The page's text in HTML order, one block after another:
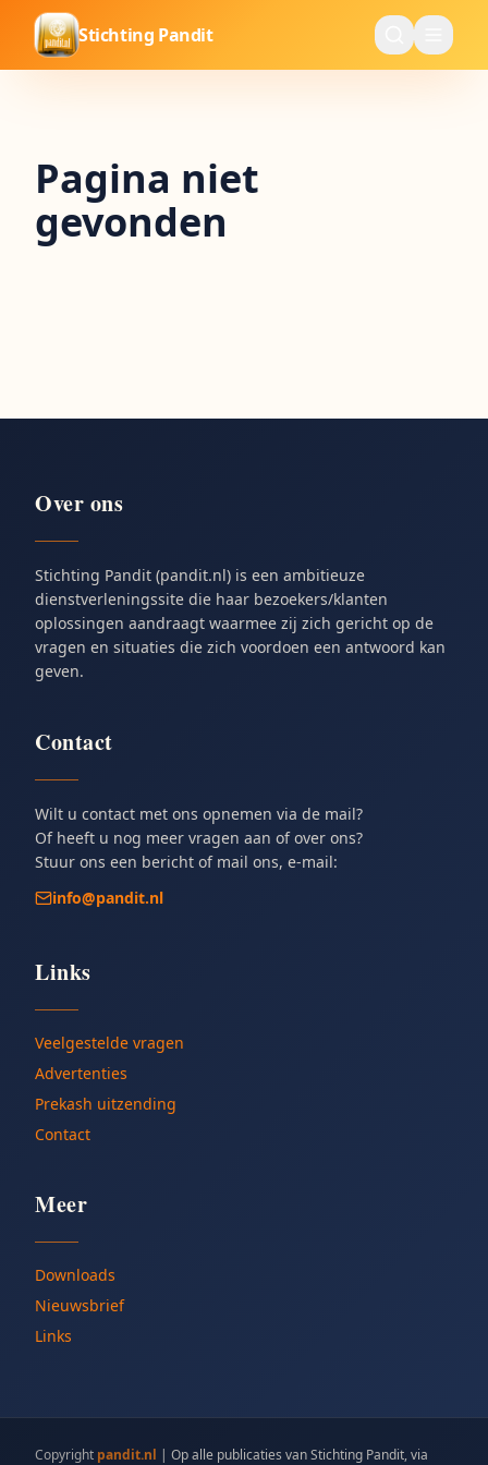
Stichting Pandit
Pagina niet
gevonden
Over ons
Stichting Pandit (pandit.nl) is een ambitieuze
dienstverleningssite die haar bezoekers/klanten
oplossingen aandraagt waarmee zij zich gericht op de
vragen en situaties die zich voordoen een antwoord kan
geven.
Contact
Wilt u contact met ons opnemen via de mail?
Of heeft u nog meer vragen aan of over ons?
Stuur ons een bericht of mail ons, e-mail:
info@pandit.nl
Links
Veelgestelde vragen
Advertenties
Prekash uitzending
Contact
Meer
Downloads
Nieuwsbrief
Links
Copyright pandit.nl | Op alle publicaties van Stichting Pandit, via